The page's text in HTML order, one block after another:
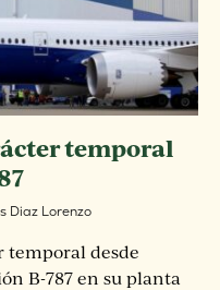
temporal
Diaz Lorenzo
temporal desde
B-787 en su planta